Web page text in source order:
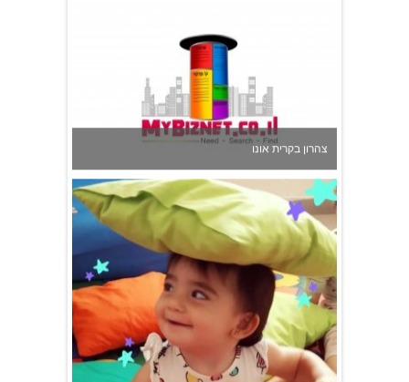
גן הכוכבים באשדוד - גן ילדים וצהרון